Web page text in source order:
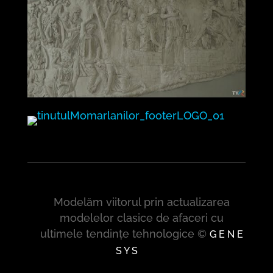
Modelăm viitorul prin actualizarea
modelelor clasice de afaceri cu
ultimele tendințe tehnologice ©G E N E
S Y S